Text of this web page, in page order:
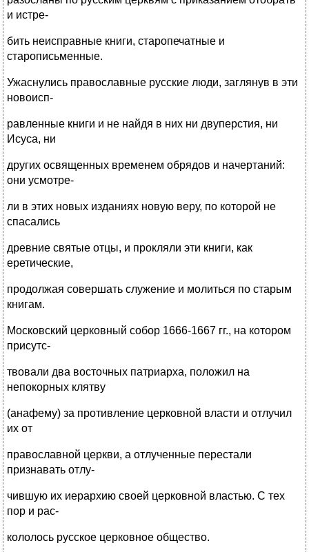
и истре-
бить неисправные книги, старопечатные и
старописьменные.
Ужаснулись православные русские люди, заглянув в эти
новоисп-
равленные книги и не найдя в них ни двуперстия, ни
Исуса, ни
других освященных временем обрядов и начертаний:
они усмотре-
ли в этих новых изданиях новую веру, по которой не
спасались
древние святые отцы, и прокляли эти книги, как
еретические,
продолжая совершать служение и молиться по старым
книгам.
Московский церковный собор 1666-1667 гг., на котором
присутс-
твовали два восточных патриарха, положил на
непокорных клятву
(анафему) за противление церковной власти и отлучил
их от
православной церкви, а отлученные перестали
признавать отлу-
чившую их иерархию своей церковной властью. С тех
пор и рас-
кололось русское церковное общество.